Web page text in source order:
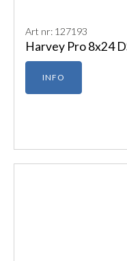
Art nr: 127193
Harvey Pro 8x24
INFO